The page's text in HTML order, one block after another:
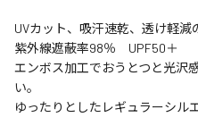
UVカット、吸汗速乾、透け軽減
紫外線遮蔽率98％ UPF50＋
エンボス加工でおうとつと光沢
い。
ゆったりとしたレギュラーシル